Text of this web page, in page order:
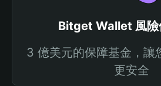
Bitget Wallet 風險
3 億美元的保障基金，讓
更安全